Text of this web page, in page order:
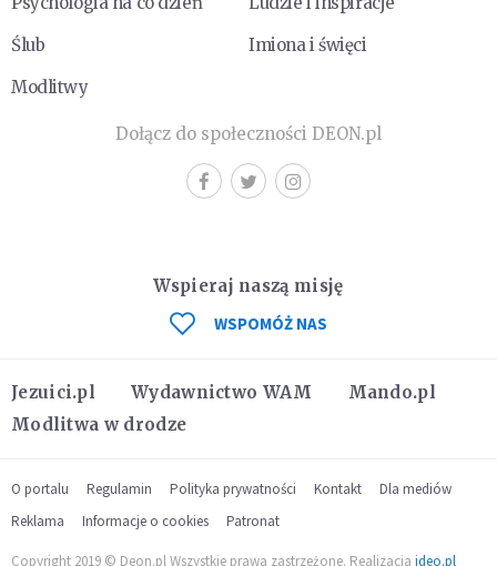
Ślub
Imiona i święci
Modlitwy
Dołącz do społeczności DEON.pl
Jezuici.pl Wydawnictwo WAM
Mando.pl
Modlitwa w drodze
Wspieraj naszą misję
WSPOMÓŻ NAS
O portalu Regulamin Polityka prywatności Kontakt
Dla mediów
Reklama
Informacje o cookies Patronat
Copyright 2019 © Deon.pl Wszystkie prawa zastrzeżone. Realizacja ideo.pl